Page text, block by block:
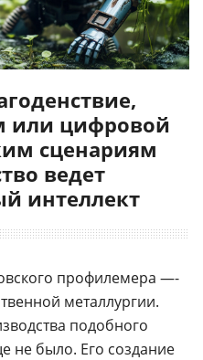
или цифровой
сценариям
ведет
интеллект
профилемера —-
металлургии.
подобного
не было. Его создание